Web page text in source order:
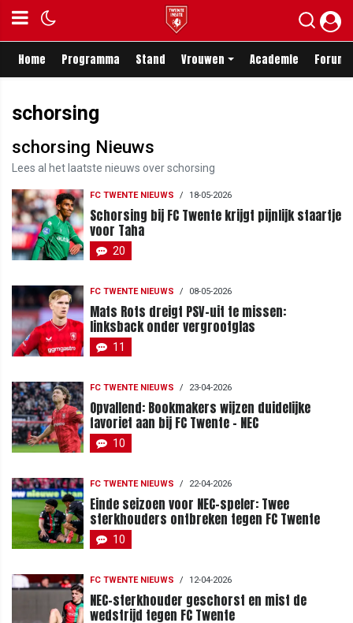
Home Programma Stand Vrouwen Academie Forum
schorsing
schorsing Nieuws
Lees al het laatste nieuws over schorsing
FC TWENTE NIEUWS / 18-05-2026
Schorsing bij FC Twente krijgt pijnlijk staartje
voor Taha
20
FC TWENTE NIEUWS / 08-05-2026
Mats Rots dreigt PSV-uit te missen:
linksback onder vergrootglas
11
FC TWENTE NIEUWS / 23-04-2026
Opvallend: Bookmakers wijzen duidelijke
favoriet aan bij FC Twente - NEC
10
FC TWENTE NIEUWS / 22-04-2026
Einde seizoen voor NEC-speler: Twee
sterkhouders ontbreken tegen FC Twente
10
FC TWENTE NIEUWS / 12-04-2026
NEC-sterkhouder geschorst en mist de
wedstrijd tegen FC Twente